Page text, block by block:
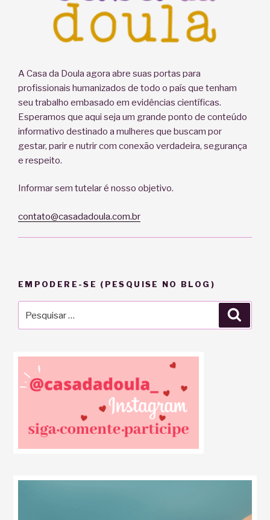
A Casa da Doula agora abre suas portas para
profissionais humanizados de todo o país que tenham
seu trabalho embasado em evidências científicas.
Esperamos que aqui seja um grande ponto de conteúdo
informativo destinado a mulheres que buscam por
gestar, parir e nutrir com conexão verdadeira, segurança
e respeito.
Informar sem tutelar é nosso objetivo.
contato@casadadoula.com.br
EMPODERE-SE (PESQUISE NO BLOG)
por: